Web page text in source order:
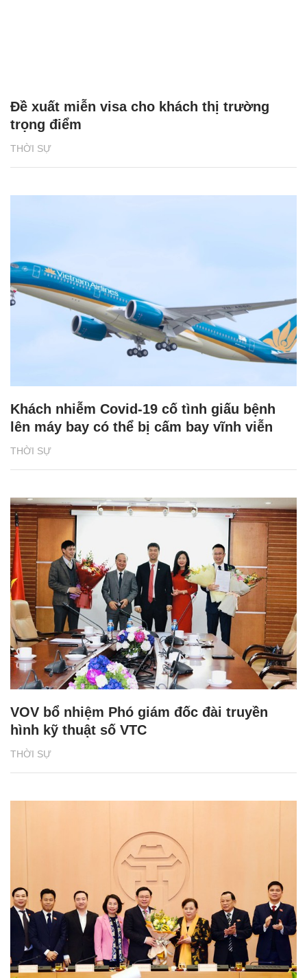
THỜI SỰ
Đề xuất miễn visa cho khách thị trường
trọng điểm
THỜI SỰ
Khách nhiễm Covid-19 cố tình giấu bệnh
lên máy bay có thể bị cấm bay vĩnh viễn
THỜI SỰ
VOV bổ nhiệm Phó giám đốc đài truyền
hình kỹ thuật số VTC